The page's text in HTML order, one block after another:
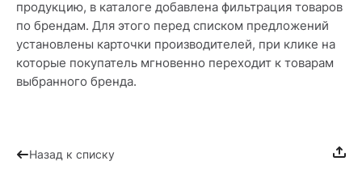
продукцию, в каталоге добавлена фильтрация товаров
по брендам. Для этого перед списком предложений
установлены карточки производителей, при клике на
которые покупатель мгновенно переходит к товарам
выбранного бренда.
Назад к списку